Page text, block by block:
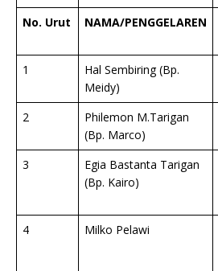
No. Urut NAMA/PENGGELAREN
1
Hal Sembiring (Bp.
Meidy)
2
Philemon M.Tarigan
(Bp. Marco)
3
Egia Bastanta Tarigan
(Bp. Kairo)
4
Milko Pelawi